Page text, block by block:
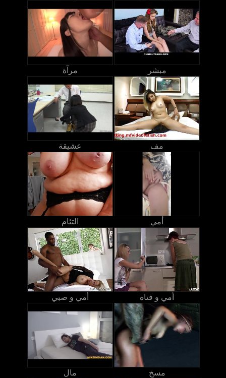
مرآة مبشر
عشيقة مف
التئام أمي
أمي و صبي أمي و فتاة
مال مسخ